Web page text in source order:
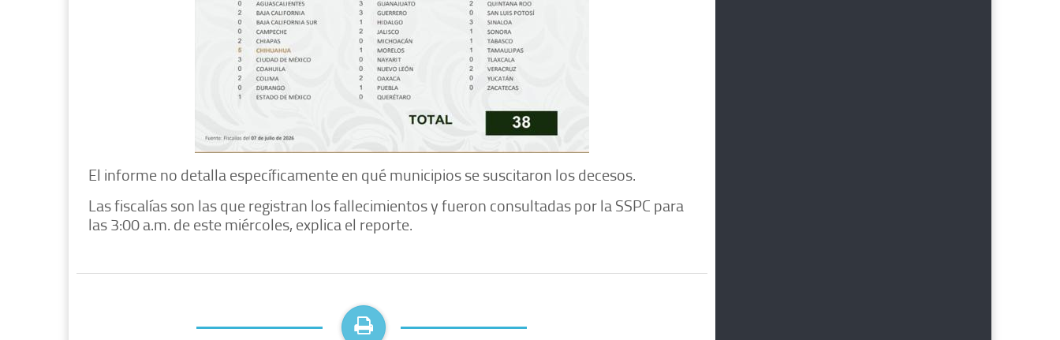
El informe no detalla específicamente en qué municipios se suscitaron los decesos.
Las fiscalías son las que registran los fallecimientos y fueron consultadas por la SSPC para
las 3:00 a.m. de este miércoles, explica el reporte.